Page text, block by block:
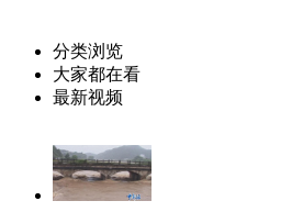
分类浏览
大家都在看
最新视频